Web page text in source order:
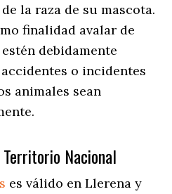
la raza de su mascota.
finalidad avalar de
debidamente
o incidentes
animales sean
Nacional
es válido en Llerena y